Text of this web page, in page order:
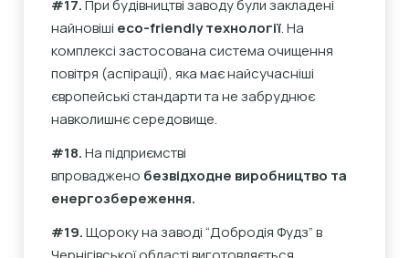
#17.При будівництві заводу були закладені
найновіші еco-friendly технології. На
комплексі застосована система очищення
повітря (аспірації), яка має найсучасніші
європейські стандарти та не забруднює
навколишнє середовище.
#18.На підприємстві
впроваджено безвідходне виробництво та
енергозбереження.
#19.Щороку на заводі “Добродія Фудз” в